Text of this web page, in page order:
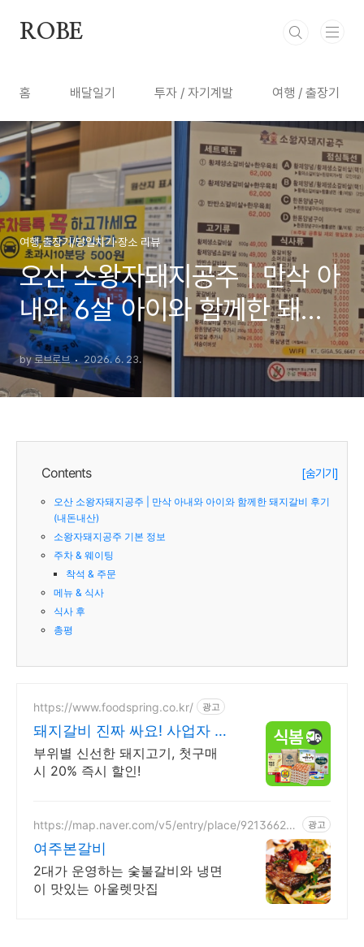
ROBE
홈 배달일기 투자 / 자기계발 여행 / 출장기
여행,출장기/당일치기·장소 리뷰
오산 소왕자돼지공주 | 만삭 아
내와 6살 아이와 함께한 돼지
갈비 후기 (내돈내산)
by 로브로브 2026. 6. 23.
Contents [숨기기]
오산 소왕자돼지공주 | 만삭 아내와 아이와 함께한 돼지갈비 후기
(내돈내산)
소왕자돼지공주 기본 정보
주차 & 웨이팅
착석 & 주문
메뉴 & 식사
식사 후
총평
https://www.foodspring.co.kr/ 광고
돼지갈비 진짜 싸요! 사업자 전
용 특가
부위별 신선한 돼지고기, 첫구매
시 20% 즉시 할인!
https://map.naver.com/v5/entry/place/92136620
광고
여주본갈비
2대가 운영하는 숯불갈비와 냉면
이 맛있는 아울렛맛집